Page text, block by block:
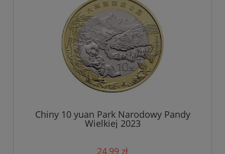
Chiny 10 yuan Park Narodowy Pandy
Wielkiej 2023
24,99 zł